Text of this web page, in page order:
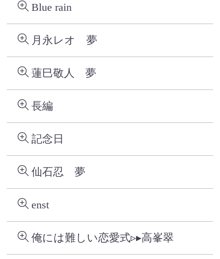
Blue rain
月永レオ 夢
蓮巳敬人 夢
長編
記念日
仙石忍 夢
enst
俺には難しい恋愛式▹▸高峯翠